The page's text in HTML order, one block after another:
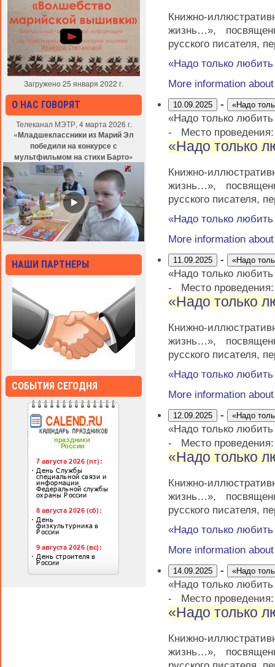
Загружено 25 января 2022 г.
О НАС ГОВОРЯТ
Телеканал МЭТР, 4 марта 2026 г.
«Младшеклассники из Марий Эл
победили на конкурсе с
мультфильмом на стихи Барто»
НАШИ ПАРТНЕРЫ
СОБЫТИЯ СЕГОДНЯ
Книжно-
жизнь…»,
русского писателя,
«Надо только
More information
10.09.2025 - «Надо
«Надо только
-
Место
«Надо только
Книжно-
жизнь…»,
русского писателя,
«Надо только
More information
11.09.2025 - «Надо
«Надо только
-
Место
«Надо только
Книжно-
жизнь…»,
русского писателя,
«Надо только
More information
12.09.2025 - «Надо
«Надо только
-
Место
«Надо только
Книжно-
жизнь…»,
русского писателя,
«Надо только
More information
14.09.2025 - «Надо
«Надо только
-
Место
«Надо только
Книжно-
жизнь…»,